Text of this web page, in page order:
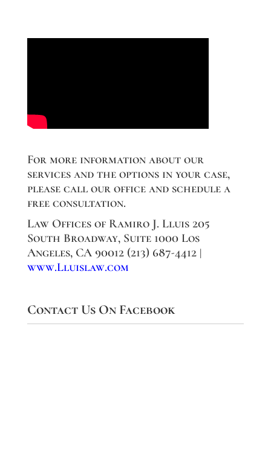
For more information about our
services and the options in your case,
please call our office and schedule a
free consultation.
Law Offices of Ramiro J. Lluis 205
South Broadway, Suite 1000 Los
Angeles, CA 90012 (213) 687-4412 |
www.Lluislaw.com
Contact Us On Facebook